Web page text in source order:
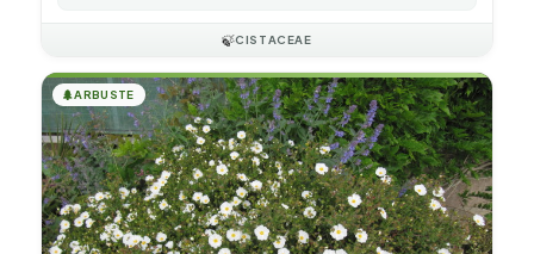
🍃CISTACEAE
🌲ARBUSTE